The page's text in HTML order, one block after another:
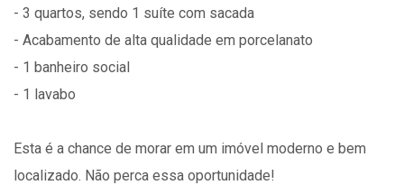
- 3 quartos, sendo 1 suíte com sacada
- Acabamento de alta qualidade em porcelanato
- 1 banheiro social
- 1 lavabo
Esta é a chance de morar em um imóvel moderno e bem
localizado. Não perca essa oportunidade!